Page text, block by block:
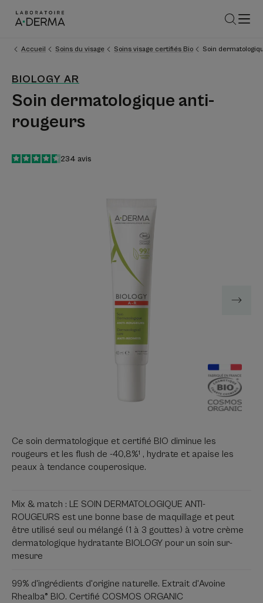
Accueil Soins du visage Soins visage certifiés Bio Soin
BIOLOGY AR
Soin dermatologique anti-
rougeurs
4.6
/5
234 avis
Ce soin dermatologique et certifié BIO diminue les
rougeurs et les flush de -40,8%¹ , hydrate et apaise les
peaux à tendance couperosique.
Mix & match : LE SOIN DERMATOLOGIQUE ANTI-
ROUGEURS est une bonne base de maquillage et peut
être utilisé seul ou mélangé (1 à 3 gouttes) à votre crème
dermatologique hydratante BIOLOGY pour un soin sur-
mesure
99% d'ingrédients d'origine naturelle. Extrait d'Avoine
Rhealba® BIO. Certifié COSMOS ORGANIC